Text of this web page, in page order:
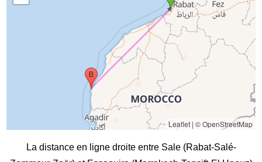
Leaflet| © OpenStreetMap
La distance en ligne droite entre Sale (Rabat-Salé-